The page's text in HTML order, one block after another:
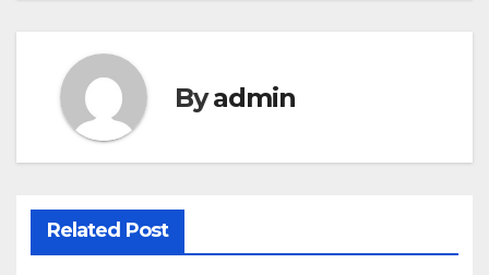
Byadmin
Related Post